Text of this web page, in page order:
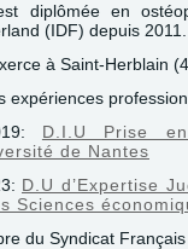
diplômée en
(IDF) depuis 2011.
à Saint-Herblain
expériences
D.I.U Prise
de Nantes
D.U d’Expertise
Sciences
du Syndicat